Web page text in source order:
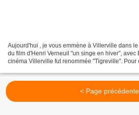
Aujourd'hui , je vous emmène à Villerville dans
du film d'Henri Verneuil "un singe en hiver", avec
cinéma Villerville fut renommée "Tigreville". Pour
< Page précédente